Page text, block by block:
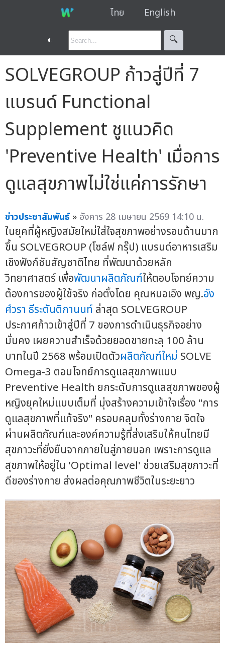
ไทย English
◐ 🔍︎
SOLVEGROUP ก้าวสู่ปีที่ 7
แบรนด์ Functional
Supplement ชูแนวคิด
'Preventive Health' เมื่อการ
ดูแลสุขภาพไม่ใช่แค่การรักษา
ข่าวประชาสัมพันธ์ » อังคาร 28 เมษายน 2569 14:10 น.
ในยุคที่ผู้หญิงสมัยใหม่ใส่ใจสุขภาพอย่างรอบด้านมาก
ขึ้น SOLVEGROUP (โซล์ฟ กรุ๊ป) แบรนด์อาหารเสริม
เชิงฟังก์ชันสัญชาติไทย ที่พัฒนาด้วยหลัก
วิทยาศาสตร์ เพื่อพัฒนาผลิตภัณฑ์ให้ตอบโจทย์ความ
ต้องการของผู้ใช้จริง ก่อตั้งโดย คุณหมอเอิง พญ.อัง
ศ์วรา ธีระตันติกานนท์ ล่าสุด SOLVEGROUP
ประกาศก้าวเข้าสู่ปีที่ 7 ของการดำเนินธุรกิจอย่าง
มั่นคง เผยความสำเร็จด้วยยอดขายทะลุ 100 ล้าน
บาทในปี 2568 พร้อมเปิดตัวผลิตภัณฑ์ใหม่ SOLVE
Omega-3 ตอบโจทย์การดูแลสุขภาพแบบ
Preventive Health ยกระดับการดูแลสุขภาพของผู้
หญิงยุคใหม่แบบเต็มที่ มุ่งสร้างความเข้าใจเรื่อง "การ
ดูแลสุขภาพที่แท้จริง" ครอบคลุมทั้งร่างกาย จิตใจ
ผ่านผลิตภัณฑ์และองค์ความรู้ที่ส่งเสริมให้คนไทยมี
สุขภาวะที่ยั่งยืนจากภายในสู่ภายนอก เพราะการดูแล
สุขภาพให้อยู่ใน 'Optimal level' ช่วยเสริมสุขภาวะที่
ดีของร่างกาย ส่งผลต่อคุณภาพชีวิตในระยะยาว